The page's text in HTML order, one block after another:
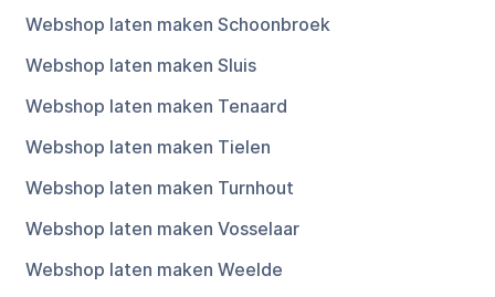
Webshop laten maken Schoonbroek
Webshop laten maken Sluis
Webshop laten maken Tenaard
Webshop laten maken Tielen
Webshop laten maken Turnhout
Webshop laten maken Vosselaar
Webshop laten maken Weelde